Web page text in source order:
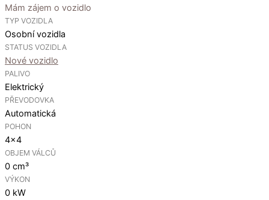
Mám zájem o vozidlo
TYP VOZIDLA
Osobní vozidla
STATUS VOZIDLA
Nové vozidlo
PALIVO
Elektrický
PŘEVODOVKA
Automatická
POHON
4×4
OBJEM VÁLCŮ
0 cm³
VÝKON
0 kW